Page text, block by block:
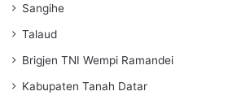
Sangihe
Talaud
Brigjen TNI Wempi Ramandei
Kabupaten Tanah Datar